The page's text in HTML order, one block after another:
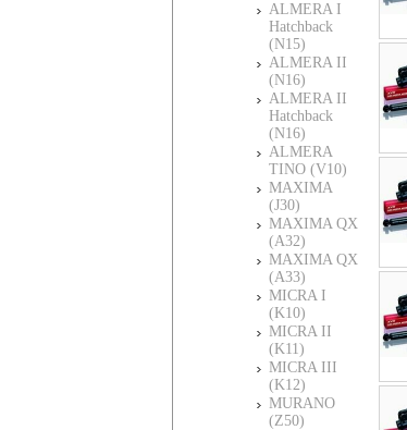
ALMERA I
Hatchback
(N15)
ALMERA II
(N16)
ALMERA II
Hatchback
(N16)
ALMERA
TINO (V10)
MAXIMA
(J30)
MAXIMA QX
(A32)
MAXIMA QX
(A33)
MICRA I
(K10)
MICRA II
(K11)
MICRA III
(K12)
MURANO
(Z50)